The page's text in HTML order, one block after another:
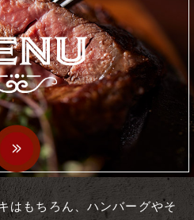
はもちろん、ハンバーグやそ